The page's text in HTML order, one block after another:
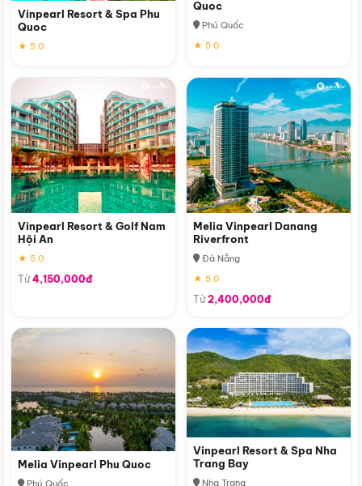
Vinpearl Resort & Spa Phu
Quoc
★ 5.0
Quoc
Phú Quốc
★ 5.0
Vinpearl Resort & Golf Nam
Hội An
★ 5.0
Từ4,150,000đ
Melia Vinpearl Danang
Riverfront
Đà Nẵng
★ 5.0
Từ2,400,000đ
Melia Vinpearl Phu Quoc
Phú Quốc
Vinpearl Resort & Spa Nha
Trang Bay
Nha Trang